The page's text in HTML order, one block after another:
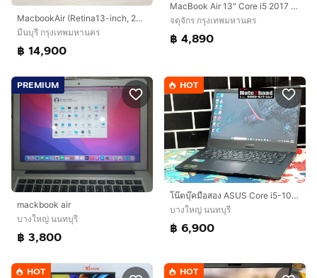
MacbookAir (Retina13-inch, 2020) M1 8-Core CPU 7-Core GPU SSD 256Gb Ram 8Gb สี Gold ครบกล่อง ราคาน่าโดน
มีนบุรี กรุงเทพมหานคร
฿ 14,900
MacBook Air 13" Core i5 2017 8.128GB
จตุจักร กรุงเทพมหานคร
฿ 4,890
PREMIUM
mackbook air
บางใหญ่ นนทบุรี
฿ 3,800
HOT
โน๊ตบุ๊คมือสอง ASUS Core i5-10210U จอ14”HD แรม8+NVMe.256+การ์ดจอ UHD 620
บางใหญ่ นนทบุรี
฿ 6,900
HOT HOT